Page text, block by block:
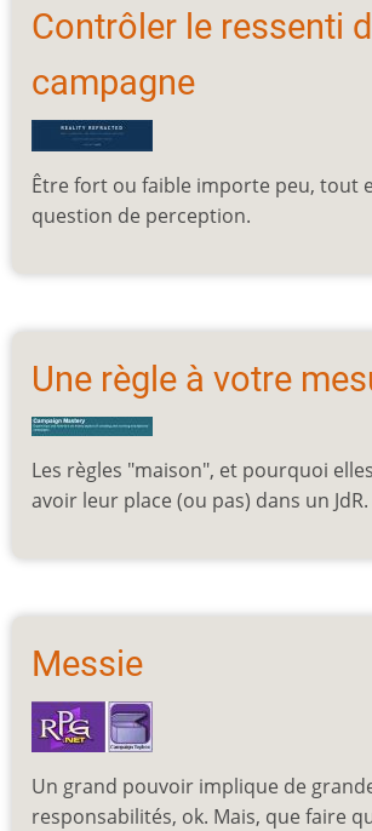
Contrôler le ressenti
campagne
Être fort ou faible importe peu, tout
question de perception.
Une règle à votre
Les règles "maison", et pourquoi
avoir leur place (ou pas) dans un JdR.
Messie
Un grand pouvoir implique de
responsabilités, ok. Mais, que faire